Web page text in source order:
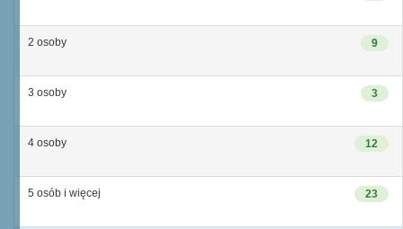
9
2 osoby
3
3 osoby
12
4 osoby
23
5 osób i więcej